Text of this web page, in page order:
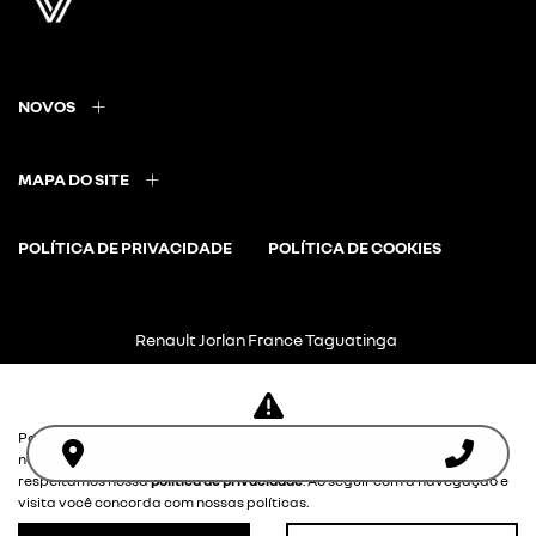
NOVOS
MAPA DO SITE
POLÍTICA DE PRIVACIDADE POLÍTICA DE COOKIES
Renault Jorlan France Taguatinga
Para otimizar sua experiência durante a navegação, fazemos uso de
nossa política de cookies e para proteger seus dados pessoais
respeitamos nossapolítica de privacidade. Ao seguir com a navegação e
visita você concorda com nossas políticas.